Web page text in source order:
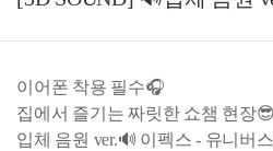
이어폰 착용 필수🎧
집에서 즐기는 짜릿한 쇼챔 현장😎
입체 음원 ver.🔊 이펙스 - 유니버